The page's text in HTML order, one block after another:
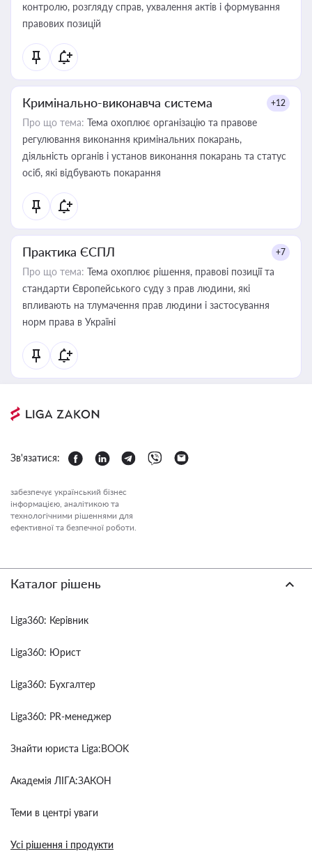
контролю, розгляду справ, ухвалення актів і формування
правових позицій
Кримінально-виконавча система +12
Про що тема: Тема охоплює організацію та правове
регулювання виконання кримінальних покарань,
діяльність органів і установ виконання покарань та статус
осіб, які відбувають покарання
Практика ЄСПЛ +7
Про що тема: Тема охоплює рішення, правові позиції та
стандарти Європейського суду з прав людини, які
впливають на тлумачення прав людини і застосування
норм права в Україні
Зв'язатися:
забезпечує український бізнес
інформацією, аналітикою та
технологічними рішеннями для
ефективної та безпечної роботи.
Каталог рішень
Liga360: Керівник
Liga360: Юрист
Liga360: Бухгалтер
Liga360: PR-менеджер
Знайти юриста Liga:BOOK
Академія ЛІГА:ЗАКОН
Теми в центрі уваги
Усі рішення і продукти